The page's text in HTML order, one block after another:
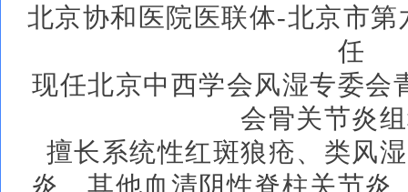
北京协和医院医联体-北京市
任
现任北京中西学会风湿专委会
会骨关节炎
擅长系统性红斑狼疮、类风
炎、其他血清阴性脊柱关节炎